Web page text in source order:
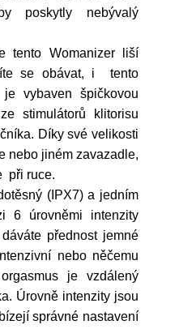
poskytly nebývalý
tento Womanizer liší
se obávat, i tento
vybaven špičkovou
stimulátorů klitorisu
Díky své velikosti
nebo jiném zavazadle,
při ruce.
(IPX7) a jedním
6 úrovněmi intenzity
přednost jemné
nebo něčemu
je vzdálený
Úrovně intenzity jsou
správné nastavení